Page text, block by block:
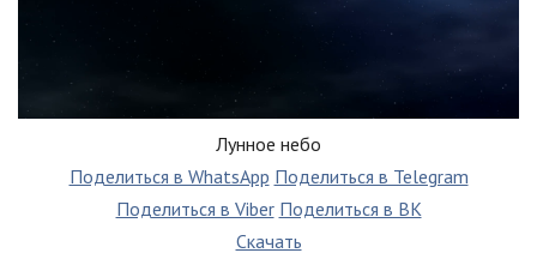
Лунное небо
Поделиться в WhatsApp Поделиться в Telegram
Поделиться в Viber Поделиться в ВК
Скачать